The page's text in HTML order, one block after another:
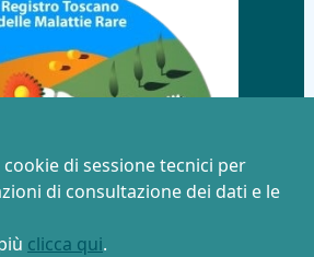
di sessione tecnici per
di consultazione dei dati e le
clicca qui.